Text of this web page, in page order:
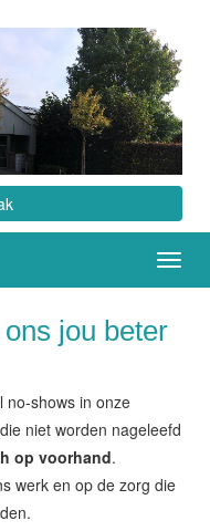
jou beter
no-shows in onze
niet worden nageleefd
op voorhand.
werk en op de zorg die